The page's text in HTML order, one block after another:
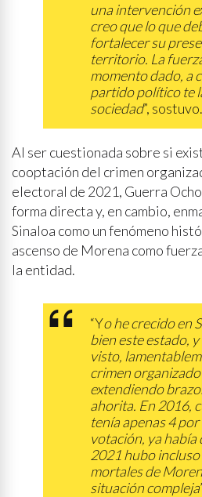
una intervención
creo que lo que
fortalecer su
territorio. La
momento dado, a
partido político te
sociedad”, sostuvo.
Al ser cuestionada sobre si
cooptación del crimen
electoral de 2021, Guerra
forma directa y, en cambio,
Sinaloa como un fenómeno
ascenso de Morena como
la entidad.
“Yo he crecido en
bien este estado,
visto,
crimen
extendiendo
ahorita. En 2016,
tenía apenas 4
votación, ya había
2021 hubo
mortales de
situación compleja